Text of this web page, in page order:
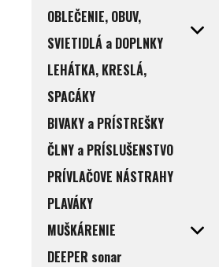
OBLEČENIE, OBUV,
SVIETIDLÁ a DOPLNKY
LEHÁTKA, KRESLÁ,
SPACÁKY
BIVAKY a PRÍSTREŠKY
ČLNY a PRÍSLUŠENSTVO
PRÍVLAČOVE NÁSTRAHY
PLAVÁKY
MUŠKÁRENIE
DEEPER sonar